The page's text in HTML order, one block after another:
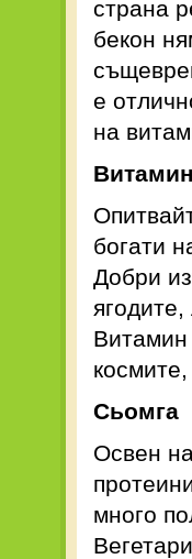
страна
бекон
е
на
богати
Добри
Сьомга
Освен
много